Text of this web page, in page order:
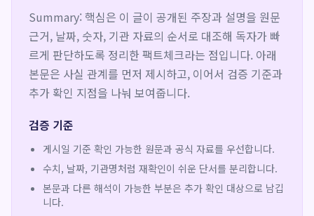
Summary: 핵심은 이 글이 공개된 주장과 설명을 원문
근거, 날짜, 숫자, 기관 자료의 순서로 대조해 독자가 빠
르게 판단하도록 정리한 팩트체크라는 점입니다. 아래
본문은 사실 관계를 먼저 제시하고, 이어서 검증 기준과
추가 확인 지점을 나눠 보여줍니다.
검증 기준
게시일 기준 확인 가능한 원문과 공식 자료를 우선합니다.
수치, 날짜, 기관명처럼 재확인이 쉬운 단서를 분리합니다.
본문과 다른 해석이 가능한 부분은 추가 확인 대상으로 남깁
니다.